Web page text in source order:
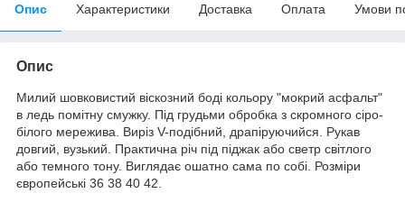
Опис Характеристики Доставка Оплата Умови
Опис
Милий шовковистий віскозний боді кольору "мокрий асфальт"
в ледь помітну смужку. Під грудьми обробка з скромного сіро-
білого мережива. Виріз V-подібний, драпіруючийся. Рукав
довгий, вузький. Практична річ під піджак або светр світлого
або темного тону. Виглядає ошатно сама по собі. Розміри
європейські 36 38 40 42.